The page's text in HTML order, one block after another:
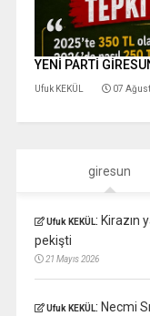
YENİ PARTİ
Ufuk KEKÜL 07
giresun
Ufuk KEKÜL: Kirazın
pekişti
21 Mayıs 2026
Ufuk KEKÜL: Necmi